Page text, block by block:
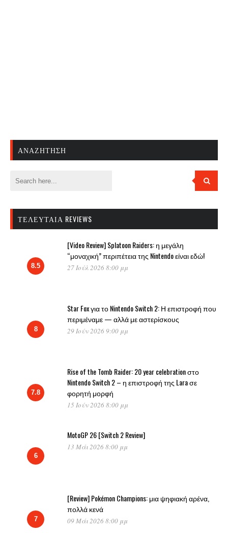
ΑΝΑΖΉΤΗΣΗ
ΤΕΛΕΥΤΑΊΑ REVIEWS
8.5
[Video Review] Splatoon Raiders: η μεγάλη
“μοναχική” περιπέτεια της Nintendo είναι εδώ!
27 Ιούλ 2026 8:00 μμ
8
Star Fox για το Nintendo Switch 2: Η επιστροφή που
περιμέναμε — αλλά με αστερίσκους
29 Ιούν 2026 9:00 μμ
7.8
Rise of the Tomb Raider: 20 year celebration στο
Nintendo Switch 2 – η επιστροφή της Lara σε
φορητή μορφή
15 Ιούν 2026 8:00 μμ
6
MotoGP 26 [Switch 2 Review]
13 Μάι 2026 8:00 μμ
7
[Review] Pokémon Champions: μια ψηφιακή αρένα,
πολλά κενά
09 Μάι 2026 8:00 μμ